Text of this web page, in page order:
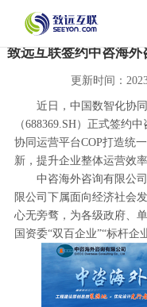
首页>了解致远>新闻中心
致远互联签约中咨海外
更新时间：
近日，中国数智化协
（688369.SH）正式签约
协同运营平台COP打造统
新，提升企业整体运营效
中咨海外咨询有限公
限公司下属面向经济社会
心无旁骛，为各级政府、
国资委“双百企业”“标杆企业